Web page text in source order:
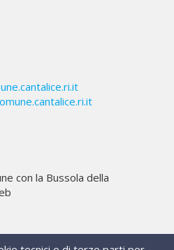
con la Bussola della